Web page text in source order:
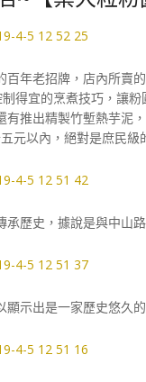
年老招牌，店內所賣
得宜的烹煮技巧，讓
推出精製竹塹熱芋泥
元以內，絕對是庶民級
歷史，據說是與中山
示出是一家歷史悠久的